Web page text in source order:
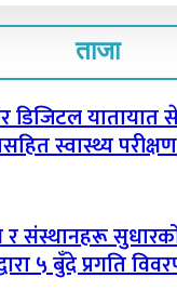
ताजा
डिजिटल
स्वास्थ्य परीक्षण
र संस्थानहरू
५ बुँदे प्रगति